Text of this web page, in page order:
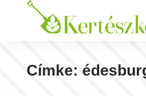
Címke: